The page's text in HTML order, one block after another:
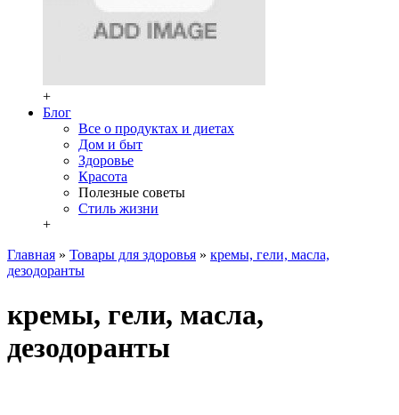
+
Блог
Все о продуктах и диетах
Дом и быт
Здоровье
Красота
Полезные советы
Стиль жизни
+
Главная » Товары для здоровья » кремы, гели, масла,
дезодоранты
кремы, гели, масла,
дезодоранты